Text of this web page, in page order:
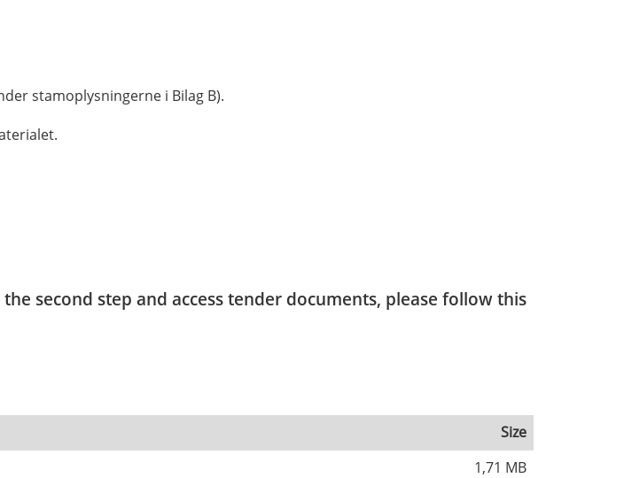
stamoplysningerne i Bilag B).
second step and access tender documents, please follow this
Size
1,71 MB